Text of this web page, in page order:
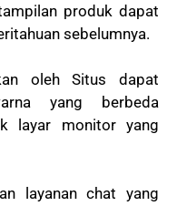
produk dapat
sebelumnya.
oleh Situs dapat
yang berbeda
layar monitor yang
layanan chat yang